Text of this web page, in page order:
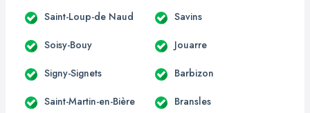
Saint-Loup-de Naud Savins
Soisy-Bouy Jouarre
Signy-Signets Barbizon
Saint-Martin-en-Bière Bransles